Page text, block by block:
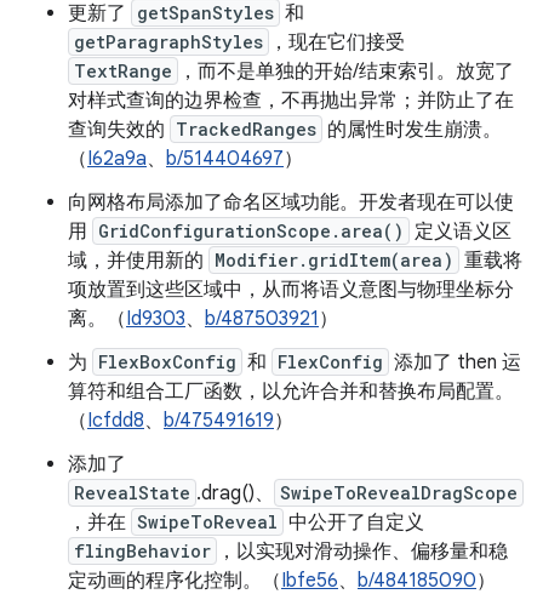
更新了
getSpanStyles 和
getParagraphStyles ，现在它们接受
TextRange
，而不是单独的开始/结束索引。放宽了
对样式查询的边界检查，不再抛出异常；并防止了在
查询失效的 TrackedRanges 的属性时发生崩溃。
（I62a9a、 b/514404697）
向网格布局添加了命名区域功能。开发者现在可以使
用 GridConfigurationScope.area()
定义语义区
域，并使用新的 Modifier.gridItem(area) 重载将
项放置到这些区域中，从而将语义意图与物理坐标分
离。（Id9303、 b/487503921 ）
为 FlexBoxConfig 和 FlexConfig 添加了 then 运
算符和组合工厂函数，以允许合并和替换布局配置。
（Icfdd8、 b/475491619）
添加了
RevealState .drag()、 SwipeToRevealDragScope
，并在 SwipeToReveal 中公开了自定义
flingBehavior
，以实现对滑动操作、偏移量和稳
定动画的程序化控制。（Ibfe56、 b/484185090）